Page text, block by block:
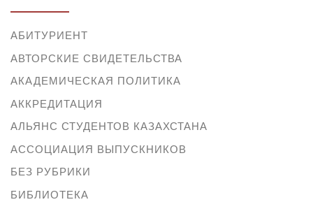
АБИТУРИЕНТ
АВТОРСКИЕ СВИДЕТЕЛЬСТВА
АКАДЕМИЧЕСКАЯ ПОЛИТИКА
АККРЕДИТАЦИЯ
АЛЬЯНС СТУДЕНТОВ КАЗАХСТАНА
АССОЦИАЦИЯ ВЫПУСКНИКОВ
БЕЗ РУБРИКИ
БИБЛИОТЕКА